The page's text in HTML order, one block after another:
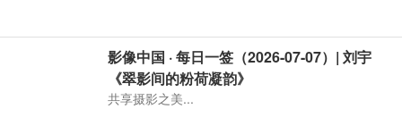
影像中国 · 每日一签（2026-07-07）| 刘宇
《翠影间的粉荷凝韵》
共享摄影之美...